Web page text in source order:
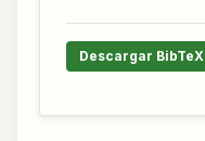
Descargar BibTeX